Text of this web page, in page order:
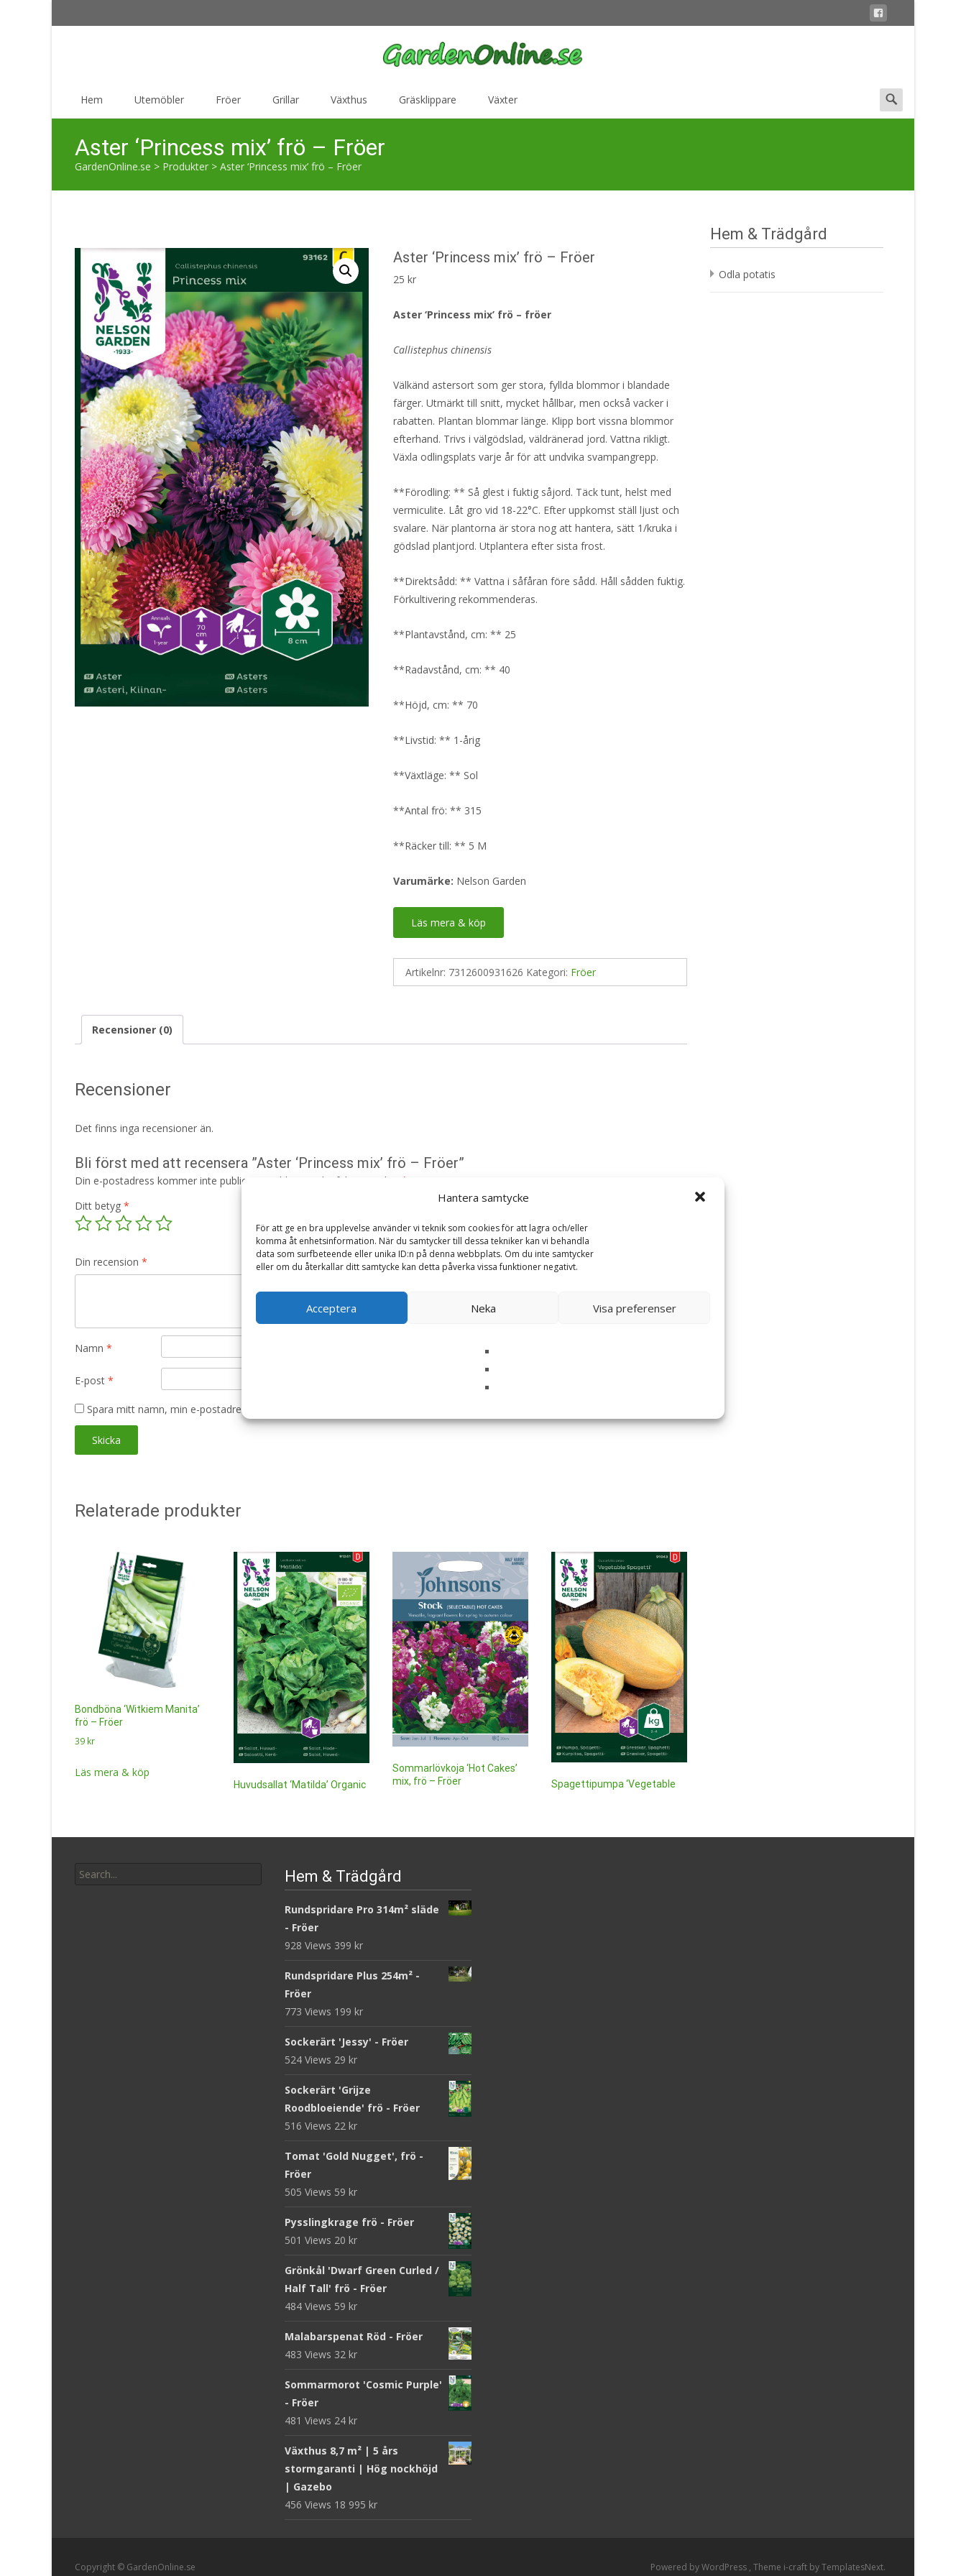
Hantera samtycke
För att ge en bra upplevelse använder vi teknik som cookies för att lagra och/eller
komma åt enhetsinformation. När du samtycker till dessa tekniker kan vi behandla
data som surfbeteende eller unika ID:n på denna webbplats. Om du inte samtycker
eller om du återkallar ditt samtycke kan detta påverka vissa funktioner negativt.
Acceptera Neka Visa preferenser
Hem Utemöbler Fröer Grillar Växthus Gräsklippare Växter
Search
for:
Aster ‘Princess mix’ frö – Fröer
GardenOnline.se > Produkter > Aster ‘Princess mix’ frö – Fröer
Aster ‘Princess mix’ frö – Fröer
25kr
Aster ‘Princess mix’ frö – fröer
Callistephus chinensis
Välkänd astersort som ger stora, fyllda blommor i blandade
färger. Utmärkt till snitt, mycket hållbar, men också vacker i
rabatten. Plantan blommar länge. Klipp bort vissna blommor
efterhand. Trivs i välgödslad, väldränerad jord. Vattna rikligt.
Växla odlingsplats varje år för att undvika svampangrepp.
**Förodling: ** Så glest i fuktig såjord. Täck tunt, helst med
vermiculite. Låt gro vid 18-22°C. Efter uppkomst ställ ljust och
svalare. När plantorna är stora nog att hantera, sätt 1/kruka i
gödslad plantjord. Utplantera efter sista frost.
**Direktsådd: ** Vattna i såfåran före sådd. Håll sådden fuktig.
Förkultivering rekommenderas.
**Plantavstånd, cm: ** 25
**Radavstånd, cm: ** 40
**Höjd, cm: ** 70
**Livstid: ** 1-årig
**Växtläge: ** Sol
**Antal frö: ** 315
**Räcker till: ** 5 M
Varumärke: Nelson Garden
Läs mera & köp
Artikelnr: 7312600931626 Kategori: Fröer
Recensioner (0)
Recensioner
Det finns inga recensioner än.
Bli först med att recensera ”Aster ‘Princess mix’ frö – Fröer”
Din e-postadress kommer inte publiceras. Obligatoriska fält är märkta
*
Ditt betyg *
Din recension *
Namn *
E-post *
Spara mitt namn, min e-postadress och webbplats i denna webbläsare till nästa gång jag skriver en kommentar.
Relaterade produkter
Bondböna ‘Witkiem Manita’
frö – Fröer
39 kr
Läs mera & köp
Huvudsallat ‘Matilda’ Organic
Sommarlövkoja ‘Hot Cakes’
mix, frö – Fröer
Spagettipumpa ‘Vegetable
Hem & Trädgård
Odla potatis
for:
Hem & Trädgård
Rundspridare Pro 314m² släde
- Fröer
928 Views 399 kr
Rundspridare Plus 254m² -
Fröer
773 Views 199 kr
Sockerärt 'Jessy' - Fröer
524 Views 29 kr
Sockerärt 'Grijze
Roodbloeiende' frö - Fröer
516 Views 22 kr
Tomat 'Gold Nugget', frö -
Fröer
505 Views 59 kr
Pysslingkrage frö - Fröer
501 Views 20 kr
Grönkål 'Dwarf Green Curled /
Half Tall' frö - Fröer
484 Views 59 kr
Malabarspenat Röd - Fröer
483 Views 32 kr
Sommarmorot 'Cosmic Purple'
- Fröer
481 Views 24 kr
Växthus 8,7 m² | 5 års
stormgaranti | Hög nockhöjd
| Gazebo
456 Views 18 995 kr
Copyright © GardenOnline.se Powered by WordPress , Theme i-craft by TemplatesNext.